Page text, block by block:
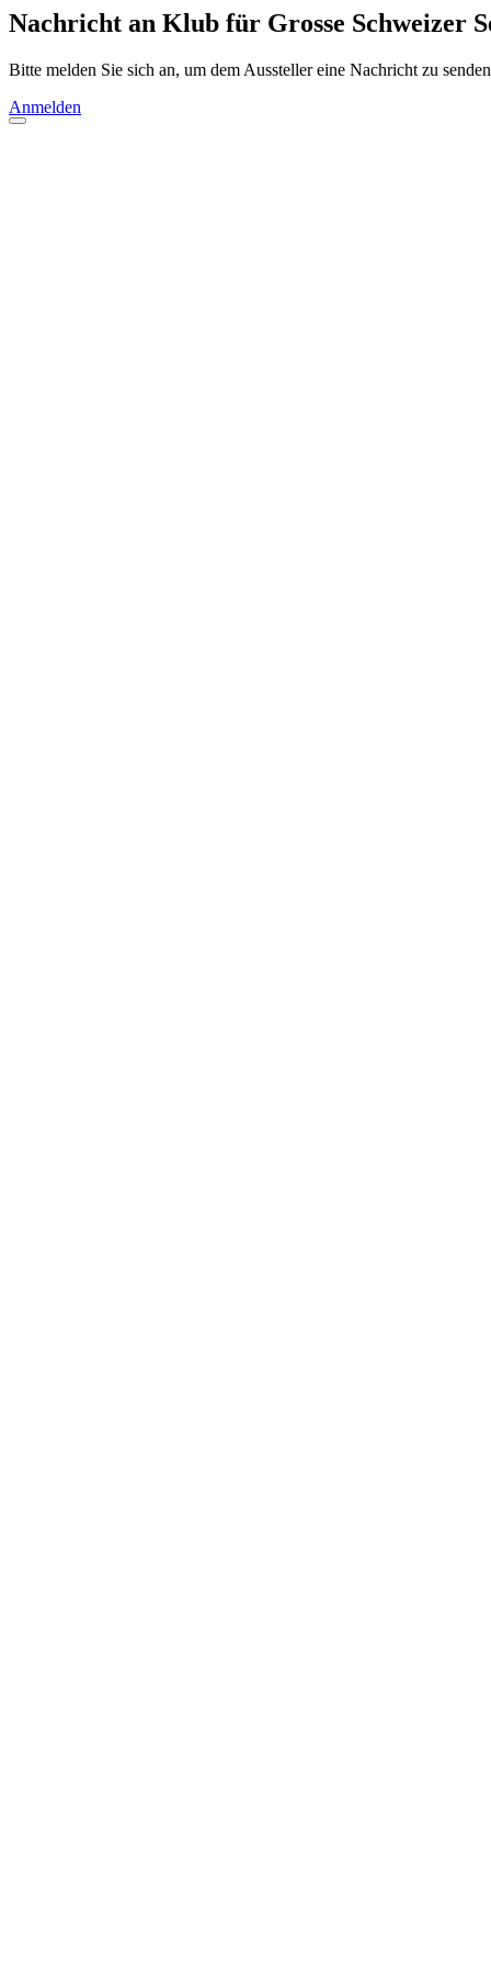
Nachricht an Klub für Grosse Schweizer
Bitte melden Sie sich an, um dem Aussteller eine Nachricht zu
Anmelden